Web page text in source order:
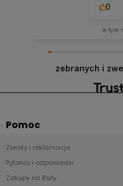
przesyłka dojdzie
0
w tym
zebranych i
Pomoc
Zwroty i reklamacje
Pytania i odpowiedzi
Zakupy na Raty